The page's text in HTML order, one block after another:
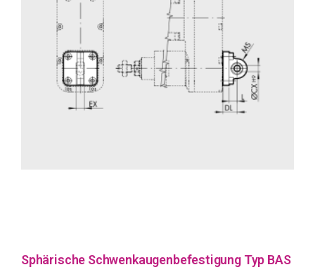
Sphärische Schwenkaugenbefestigung Typ BAS